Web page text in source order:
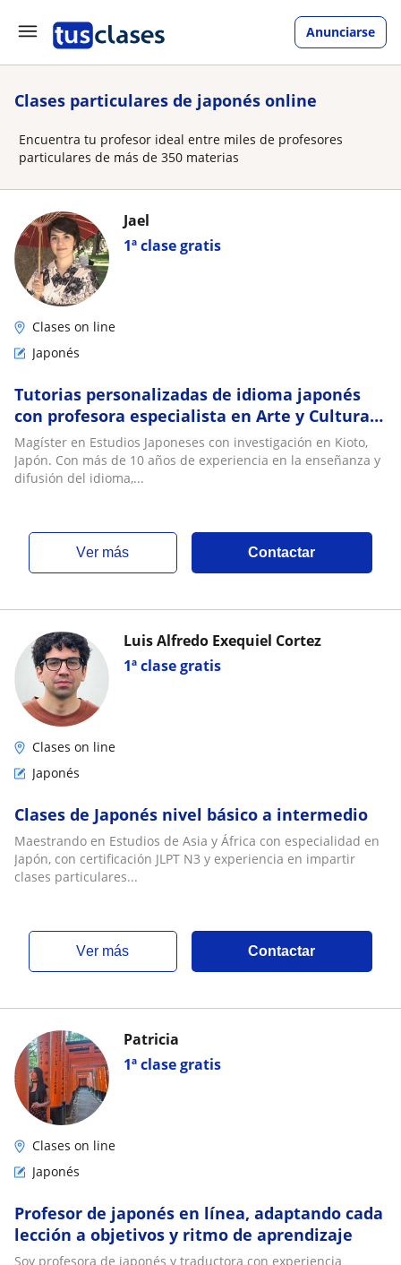
Anunciarse
Clases particulares de japonés online
Encuentra tu profesor ideal entre miles de profesores
particulares de más de 350 materias
1ª clase gratis
Jael
Clases on line
Japonés
Tutorias personalizadas de idioma japonés
con profesora especialista en Arte y Cultura
japonesa
Magíster en Estudios Japoneses con investigación en Kioto,
Japón. Con más de 10 años de experiencia en la enseñanza y
difusión del idioma,...
ver más Contactar
1ª clase gratis
Luis Alfredo Exequiel Cortez
Clases on line
Japonés
Clases de Japonés nivel básico a intermedio
Maestrando en Estudios de Asia y África con especialidad en
Japón, con certificación JLPT N3 y experiencia en impartir
clases particulares...
ver más Contactar
1ª clase gratis
Patricia
Clases on line
Japonés
Profesor de japonés en línea, adaptando cada
lección a objetivos y ritmo de aprendizaje
Soy profesora de japonés y traductora con experiencia